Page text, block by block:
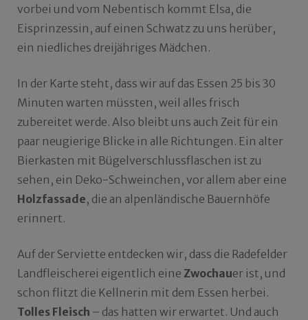
vorbei und vom Nebentisch kommt Elsa, die
Eisprinzessin, auf einen Schwatz zu uns herüber,
ein niedliches dreijähriges Mädchen.
In der Karte steht, dass wir auf das Essen 25 bis 30
Minuten warten müssten, weil alles frisch
zubereitet werde. Also bleibt uns auch Zeit für ein
paar neugierige Blicke in alle Richtungen. Ein alter
Bierkasten mit Bügelverschlussflaschen ist zu
sehen, ein Deko-Schweinchen, vor allem aber eine
Holzfassade, die an alpenländische Bauernhöfe
erinnert.
Auf der Serviette entdecken wir, dass die Radefelder
Landfleischerei eigentlich eine Zwochauer ist, und
schon flitzt die Kellnerin mit dem Essen herbei.
Tolles Fleisch – das hatten wir erwartet. Und auch